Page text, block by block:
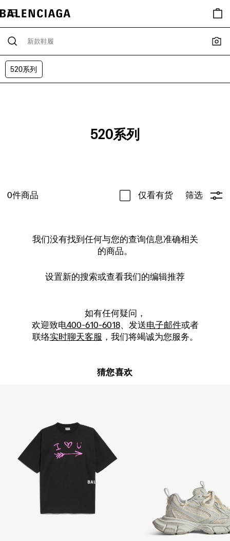
520系列
520系列
0件商品 仅看有货 筛选
我们没有找到任何与您的查询信息准确相关
的商品。
设置新的搜索或查看我们的编辑推荐
如有任何疑问，
欢迎致电400-610-6018、发送电子邮件或者
联络实时聊天客服 ，我们将竭诚为您服务。
猜您喜欢